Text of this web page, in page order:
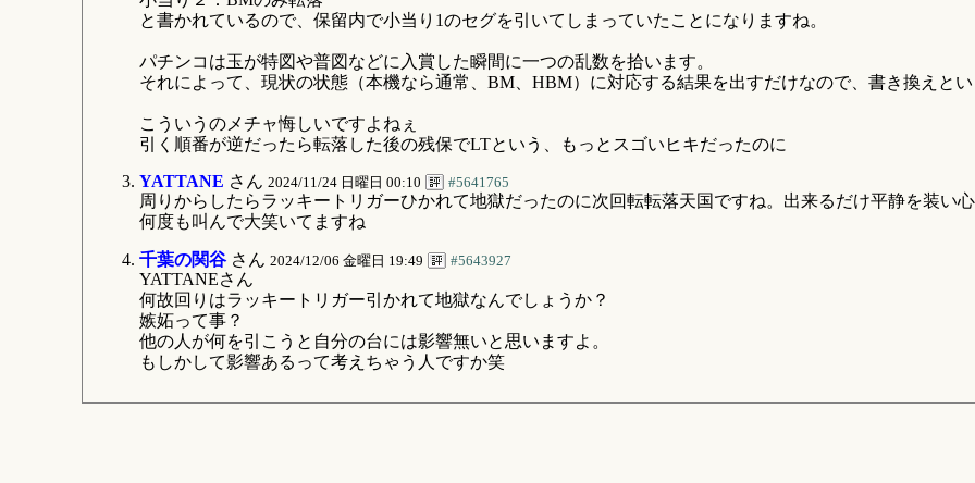
と書かれているので、保留内で小当り1のセグを引いてしまっていたことになりますね。
パチンコは玉が特図や普図などに入賞した瞬間に一つの乱数を拾います。
それによって、現状の状態（本機なら通常、BM、HBM）に対応する結果を出すだけなので、書き換えと
こういうのメチャ悔しいですよねぇ
引く順番が逆だったら転落した後の残保でLTという、もっとスゴいヒキだったのに
YATTANE さん 2024/11/24 日曜日 00:10 #5641765
周りからしたらラッキートリガーひかれて地獄だったのに次回転転落天国ですね。出来るだけ平静を装い
何度も叫んで大笑いてますね
千葉の関谷さん 2024/12/06 金曜日 19:49 #5643927
YATTANEさん
何故回りはラッキートリガー引かれて地獄なんでしょうか？
嫉妬って事？
他の人が何を引こうと自分の台には影響無いと思いますよ。
もしかして影響あるって考えちゃう人ですか笑